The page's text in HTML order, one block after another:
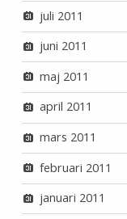
juli 2011
juni 2011
maj 2011
april 2011
mars 2011
februari 2011
januari 2011